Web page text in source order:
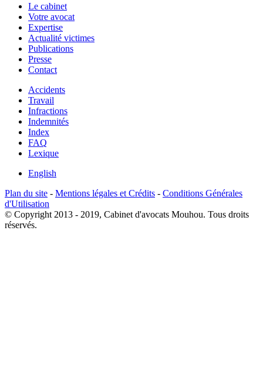
Le cabinet
Votre avocat
Expertise
Actualité victimes
Publications
Presse
Contact
Accidents
Travail
Infractions
Indemnités
Index
FAQ
Lexique
English
Plan du site - Mentions légales et Crédits - Conditions Générales
d'Utilisation
© Copyright 2013 - 2019, Cabinet d'avocats Mouhou. Tous droits
réservés.